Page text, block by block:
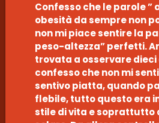
Confesso che le parole ”
obesità da sempre non
non mi piace sentire la
peso-altezza” perfetti.
trovata a osservare dieci
confesso che non mi
sentivo piatta, quando
flebile, tutto questo era
stile di vita e soprattutto